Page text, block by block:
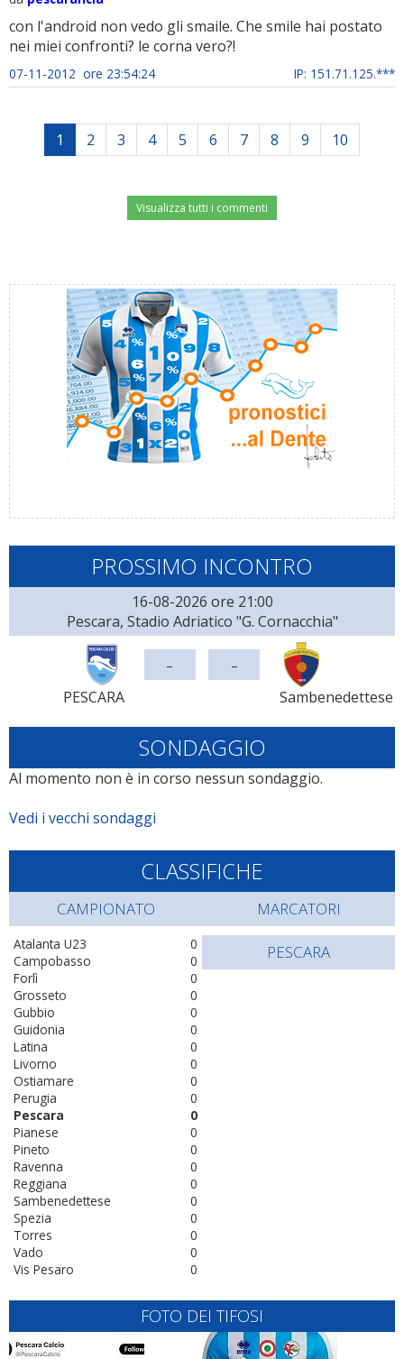
con l'android non vedo gli smaile. Che smile hai postato
nei miei confronti? le corna vero?!
07-11-2012 ore 23:54:24 IP: 151.71.125.***
1 2 3 4 5 6 7 8 9 10
Visualizza tutti i commenti
PROSSIMO INCONTRO
16-08-2026 ore 21:00
Pescara, Stadio Adriatico "G. Cornacchia"
PESCARA
- -
Sambenedettese
SONDAGGIO
Al momento non è in corso nessun sondaggio.
Vedi i vecchi sondaggi
CLASSIFICHE
CAMPIONATO
0
Atalanta U23
0
Campobasso
0
Forlì
0
Grosseto
0
Gubbio
0
Guidonia
0
Latina
0
Livorno
0
Ostiamare
0
Perugia
0
Pescara
0
Pianese
0
Pineto
0
Ravenna
0
Reggiana
0
Sambenedettese
0
Spezia
0
Torres
0
Vado
0
Vis Pesaro
MARCATORI
PESCARA
FOTO DEI TIFOSI